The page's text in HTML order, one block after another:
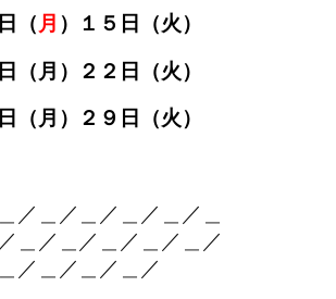
日（月 ）１５日（火）
（月）２２日（火）
（月）２９日（火）
＿／＿／＿／＿／＿／＿
＿／＿／＿／＿／＿／
＿／＿／＿／＿／